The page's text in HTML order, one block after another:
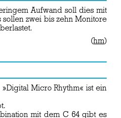
Aufwand soll dies mit
zwei bis zehn Monitore
(hm)
Micro Rhythm« ist ein
mit dem C 64 gibt es